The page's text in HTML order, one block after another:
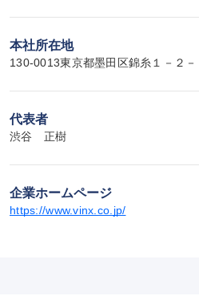
本社所在地
130-0013東京都墨田区錦糸１－２－
代表者
渋谷　正樹
企業ホームページ
https://www.vinx.co.jp/